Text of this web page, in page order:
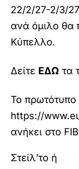
22/2/27-2/3/
ανά όμιλο θα
Κύπελλο.
Δείτε ΕΔΩ τα
Το
https://
ανήκει στο